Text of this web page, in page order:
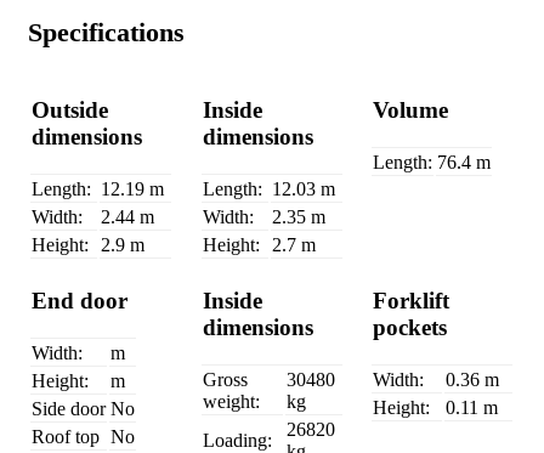
Specifications
Outside
dimensions
Length: 12.19 m
Width:
2.44 m
Height:
2.9 m
Inside
dimensions
Length: 12.03 m
Width:
2.35 m
Height:
2.7 m
Volume
Length: 76.4 m
End door
Width:
m
Height:
m
Side door No
Roof top No
Inside
dimensions
Gross
weight:
30480
kg
Loading:
26820
Forklift
pockets
Width:
0.36 m
Height:
0.11 m